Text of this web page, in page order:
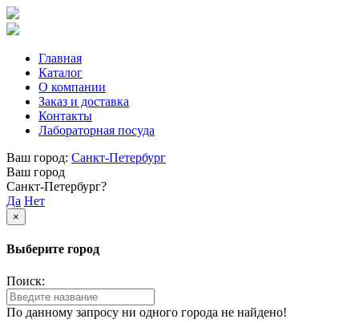
Главная
Каталог
О компании
Заказ и доставка
Контакты
Лабораторная посуда
Ваш город: Санкт-Петербург
Ваш город
Санкт-Петербург?
Да Нет
×
Выберите город
Поиск:
По данному запросу ни одного города не найдено!